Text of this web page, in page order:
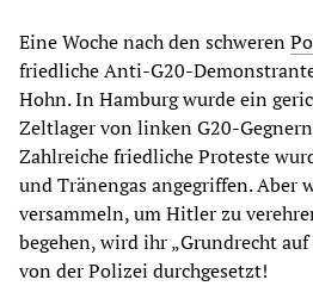
Eine Woche nach den schweren
friedliche Anti-G20-
Hohn. In Hamburg wurde ein
Zeltlager von linken G20-
Zahlreiche friedliche Proteste
und Tränengas angegriffen. Aber
versammeln, um Hitler zu
begehen, wird ihr „Grundrecht
von der Polizei durchgesetzt!